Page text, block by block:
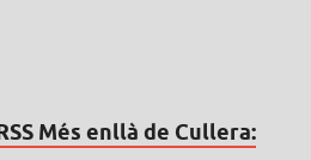
Més enllà de Cullera: